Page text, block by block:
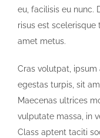
eu, facilisis eu nunc.
risus est
amet metus.
Cras volutpat, ipsum
egestas turpis, sit
Maecenas ultrices
vulputate massa, in
Class aptent taciti